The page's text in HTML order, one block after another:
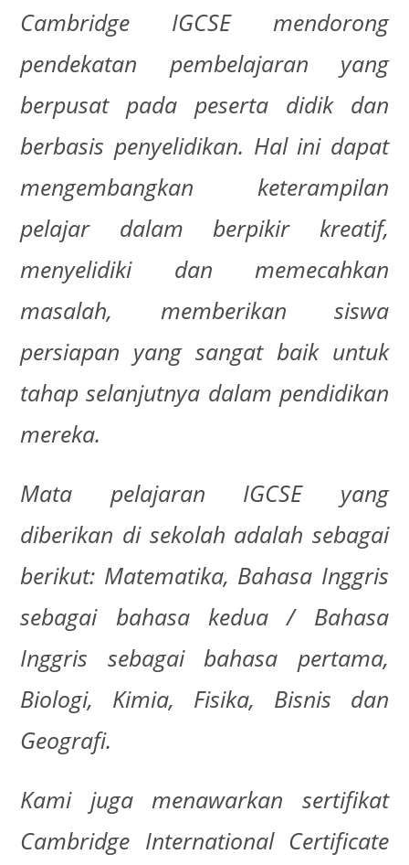
Cambridge IGCSE mendorong
pendekatan pembelajaran yang
berpusat pada peserta didik dan
berbasis penyelidikan. Hal ini dapat
mengembangkan keterampilan
pelajar dalam berpikir kreatif,
menyelidiki dan memecahkan
masalah, memberikan siswa
persiapan yang sangat baik untuk
tahap selanjutnya dalam pendidikan
mereka.
Mata pelajaran IGCSE yang
diberikan di sekolah adalah sebagai
berikut: Matematika, Bahasa Inggris
sebagai bahasa kedua / Bahasa
Inggris sebagai bahasa pertama,
Biologi, Kimia, Fisika, Bisnis dan
Geografi.
Kami juga menawarkan sertifikat
Cambridge International Certificate